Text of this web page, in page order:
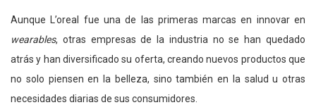
Aunque L’oreal fue una de las primeras marcas en innovar en
wearables, otras empresas de la industria no se han quedado
atrás y han diversificado su oferta, creando nuevos productos que
no solo piensen en la belleza, sino también en la salud u otras
necesidades diarias de sus consumidores.